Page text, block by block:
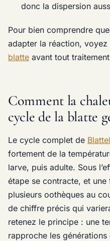
donc la dispersion
Pour bien comprendre
adapter la réaction, voyez
blatte avant tout
Comment la
cycle de la blatte
Le cycle complet de
fortement de la
larve, puis adulte. Sous
étape se contracte, et
plusieurs oothèques au
de chiffre précis qui
retenez le principe : une
rapproche les